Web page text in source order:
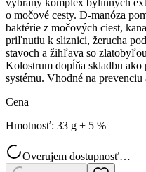
o močové cesty. D-manóza
baktérie z močových ciest,
priľnutiu k sliznici, žerucha
stavoch a žihľava so
Kolostrum dopĺňa skladbu
systému. Vhodné na
Cena
Hmotnosť: 33 g + 5 %
Overujem dostupnosť…